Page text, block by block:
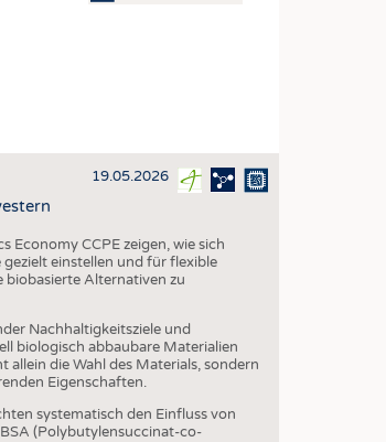
19.05.2026
Economy CCPE zeigen, wie sich
einstellen und für flexible
biobasierte Alternativen zu
Nachhaltigkeitsziele und
biologisch abbaubare Materialien
die Wahl des Materials, sondern
Eigenschaften.
systematisch den Einfluss von
(Polybutylensuccinat-co-